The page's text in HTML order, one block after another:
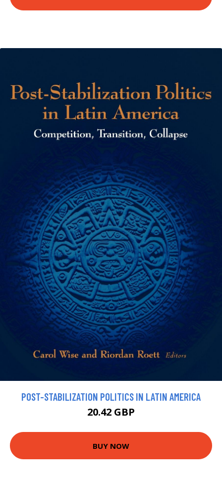
POST-STABILIZATION POLITICS IN LATIN AMERICA
20.42 GBP
BUY NOW